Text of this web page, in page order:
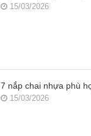
15/03/2026
7 nắp chai nhựa phù
15/03/2026